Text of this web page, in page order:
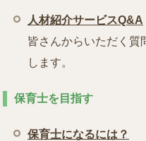
人材紹介サービスQ&A
皆さんからいただく質
します。
保育士を目指す
保育士になるには？